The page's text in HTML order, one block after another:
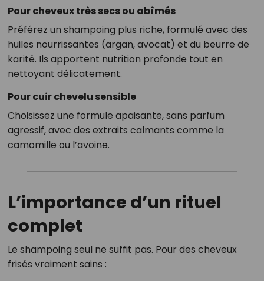
Pour cheveux très secs ou abîmés
Préférez un shampoing plus riche, formulé avec des
huiles nourrissantes (argan, avocat) et du beurre de
karité. Ils apportent nutrition profonde tout en
nettoyant délicatement.
Pour cuir chevelu sensible
Choisissez une formule apaisante, sans parfum
agressif, avec des extraits calmants comme la
camomille ou l’avoine.
L’importance d’un rituel
complet
Le shampoing seul ne suffit pas. Pour des cheveux
frisés vraiment sains :